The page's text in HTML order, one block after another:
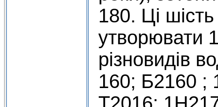
180. Ці
утворювати
різновидів
160; Б2160 ;